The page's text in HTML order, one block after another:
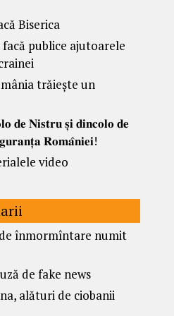
Biserica
publice ajutoarele
trăiește un
𝐝𝐞 𝐍𝐢𝐬𝐭𝐫𝐮 𝐬̦𝐢 𝐝𝐢𝐧𝐜𝐨𝐥𝐨 𝐝𝐞
𝐑𝐨𝐦𝐚̂𝐧𝐢𝐞𝐢!
video
înmormîntare numit
de fake news
alături de ciobanii